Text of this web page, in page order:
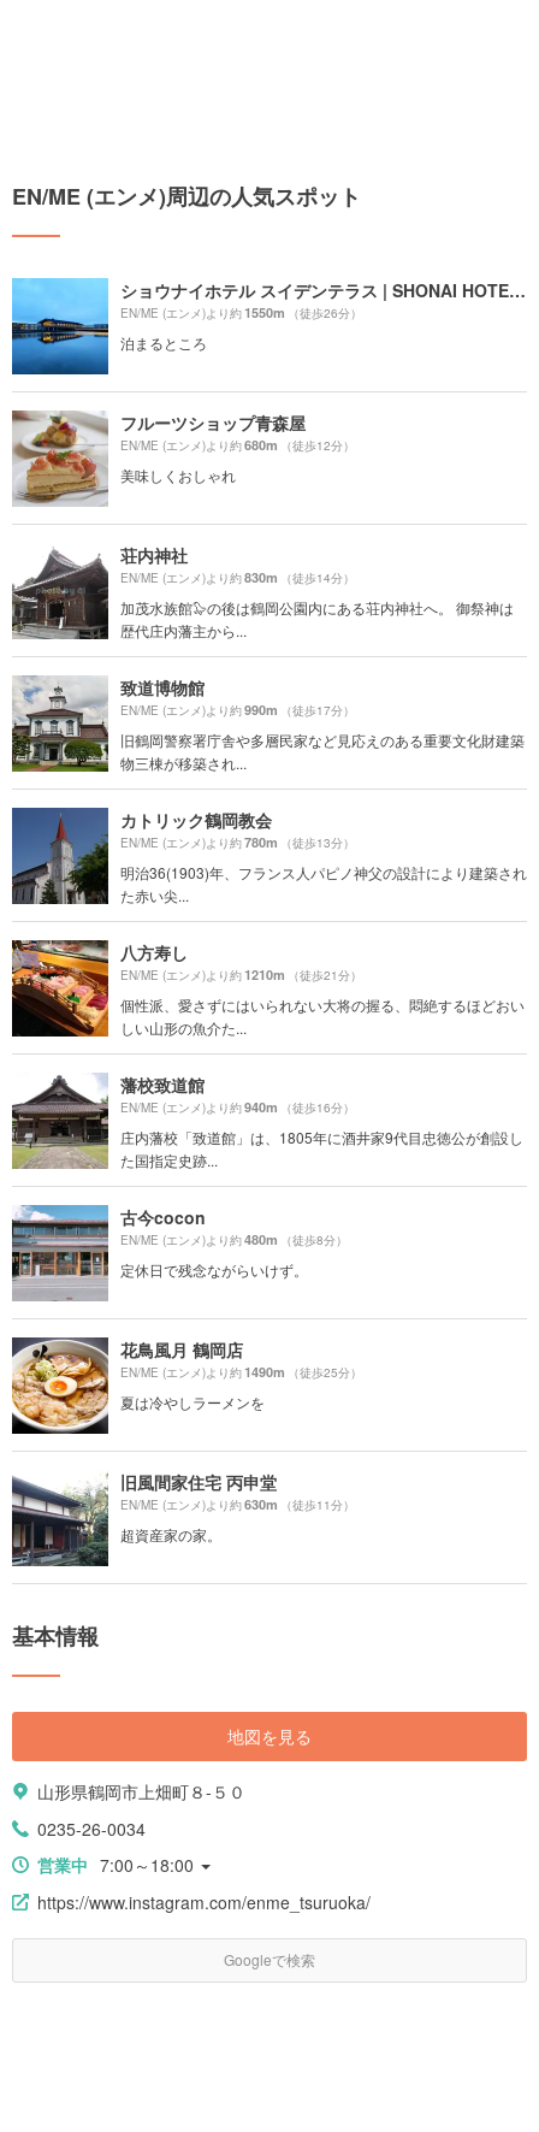
EN/ME (エンメ)周辺の人気スポット
ショウナイホテル スイデンテラス | SHONAI HOTEL SUIDEN TERRASSE
EN/ME (エンメ)より約1550m （徒歩26分）
泊まるところ
フルーツショップ青森屋
EN/ME (エンメ)より約680m （徒歩12分）
美味しくおしゃれ
荘内神社
EN/ME (エンメ)より約830m （徒歩14分）
加茂水族館🦭の後は鶴岡公園内にある荘内神社へ。 御祭神は
歴代庄内藩主から...
致道博物館
EN/ME (エンメ)より約990m （徒歩17分）
旧鶴岡警察署庁舎や多層民家など見応えのある重要文化財建築
物三棟が移築され...
カトリック鶴岡教会
EN/ME (エンメ)より約780m （徒歩13分）
明治36(1903)年、フランス人パピノ神父の設計により建築され
た赤い尖...
八方寿し
EN/ME (エンメ)より約1210m （徒歩21分）
個性派、愛さずにはいられない大将の握る、悶絶するほどおい
しい山形の魚介た...
藩校致道館
EN/ME (エンメ)より約940m （徒歩16分）
庄内藩校「致道館」は、1805年に酒井家9代目忠徳公が創設し
た国指定史跡...
古今cocon
EN/ME (エンメ)より約480m （徒歩8分）
定休日で残念ながらいけず。
花鳥風月 鶴岡店
EN/ME (エンメ)より約1490m （徒歩25分）
夏は冷やしラーメンを
旧風間家住宅 丙申堂
EN/ME (エンメ)より約630m （徒歩11分）
超資産家の家。
基本情報
地図を見る
山形県鶴岡市上畑町８-５０
0235-26-0034
営業中 7:00～18:00
https://www.instagram.com/enme_tsuruoka/
Googleで検索